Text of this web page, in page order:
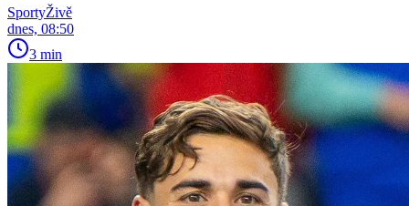
SportyŽivě
dnes, 08:50
3 min